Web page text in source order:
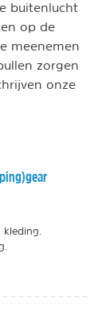
buitenlucht
op de
meenemen
zorgen
onze